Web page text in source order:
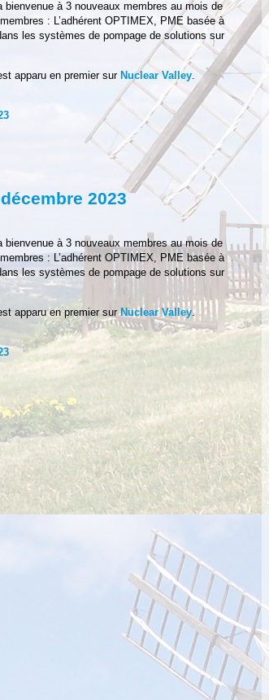
à 3 nouveaux membres au mois de
:​​ L’adhérent OPTIMEX, PME basée à
les systèmes de pompage de solutions sur
apparu en premier sur Nuclear Valley.
2023
à 3 nouveaux membres au mois de
:​​ L’adhérent OPTIMEX, PME basée à
les systèmes de pompage de solutions sur
apparu en premier surNuclear Valley.